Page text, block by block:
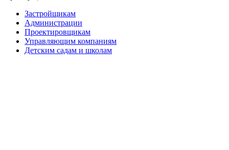
Застройщикам
Администрации
Проектировщикам
Управляющим компаниям
Детским садам и школам